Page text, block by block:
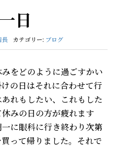
日
長 カテゴリー: ブログ
をどのように過ごすかい
の日はそれに合わせて行
れもしたい、これもした
みの日の方が疲れます
に眼科に行き終わり次第
って帰りました。それで